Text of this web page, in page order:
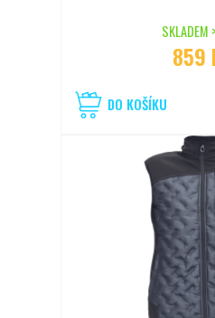
SKLADEM
859
DO KOŠÍKU